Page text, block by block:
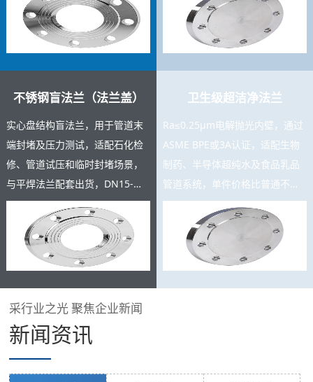
充足，支持按图定制。 测报告。
不锈钢盲法兰（法兰盖）
实心盘结构盲法兰，用于管道末
端封堵及压力测试，适配石化检
修、管道试压和临时封堵场景，
与平焊法兰配套出货，DN15-
DN600规格齐全，复购率高，可
与主产品同批交货。
卫生级超洁净法兰
Ra≤0.25μm电解抛光内壁，通过
ASME BPE或3A认证，适配生物
制药、半导体超纯水及食品乳品
管道系统，单件价格比普通不锈
钢法兰高3-8倍，是高附加值精密
采行业之光 聚焦企业新闻
新闻资讯